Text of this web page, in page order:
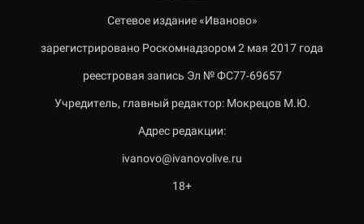
Сетевое издание «Иваново»
зарегистрировано Роскомнадзором 2 мая 2017 года
реестровая запись Эл № ФС77-69657
Учредитель, главный редактор: Мокрецов М.Ю.
Адрес редакции:
ivanovo@ivanovolive.ru
18+